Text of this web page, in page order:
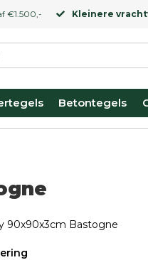
€1.500,- Kleinere
Betontegels
90x90x3cm Bastogne